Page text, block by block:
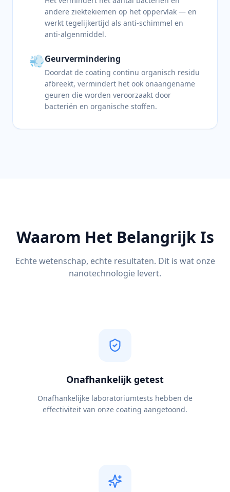
andere ziektekiemen op het oppervlak — en
werkt tegelijkertijd als anti-schimmel en
anti-algenmiddel.
💨Geurvermindering
Doordat de coating continu organisch residu
afbreekt, vermindert het ook onaangename
geuren die worden veroorzaakt door
bacteriën en organische stoffen.
Waarom Het Belangrijk Is
Echte wetenschap, echte resultaten. Dit is wat onze
nanotechnologie levert.
Onafhankelijk getest
Onafhankelijke laboratoriumtests hebben de
effectiviteit van onze coating aangetoond.